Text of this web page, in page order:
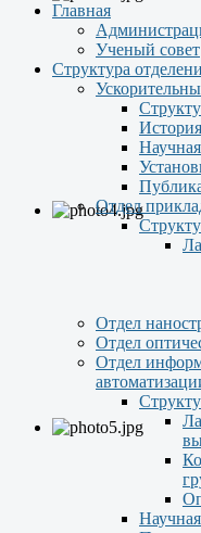
Главная
Ученый совет
Структура
История
Отдел
Отдел
Отдел
Отдел